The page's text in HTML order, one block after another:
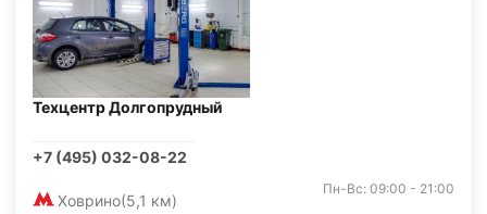
Техцентр Долгопрудный
+7 (495) 032-08-22
Ховрино(5,1 км)
Пн-Вс: 09:00 - 21:00